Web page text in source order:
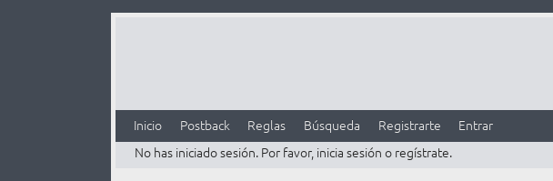
Inicio Postback Reglas Búsqueda Registrarte
Entrar
No has iniciado sesión. Por favor, inicia sesión o regístrate.